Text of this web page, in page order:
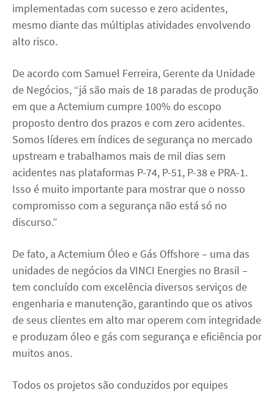
implementadas com sucesso e zero acidentes,
mesmo diante das múltiplas atividades envolvendo
alto risco.
De acordo com Samuel Ferreira, Gerente da Unidade
de Negócios, “já são mais de 18 paradas de produção
em que a Actemium cumpre 100% do escopo
proposto dentro dos prazos e com zero acidentes.
Somos líderes em índices de segurança no mercado
upstream e trabalhamos mais de mil dias sem
acidentes nas plataformas P-74, P-51, P-38 e PRA-1.
Isso é muito importante para mostrar que o nosso
compromisso com a segurança não está só no
discurso.”
De fato, a Actemium Óleo e Gás Offshore – uma das
unidades de negócios da VINCI Energies no Brasil –
tem concluído com excelência diversos serviços de
engenharia e manutenção, garantindo que os ativos
de seus clientes em alto mar operem com integridade
e produzam óleo e gás com segurança e eficiência por
muitos anos.
Todos os projetos são conduzidos por equipes